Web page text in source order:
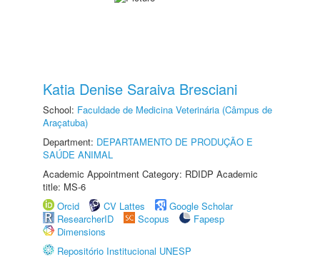
Katia Denise Saraiva Bresciani
School: Faculdade de Medicina Veterinária (Câmpus de
Araçatuba)
Department: DEPARTAMENTO DE PRODUÇÃO E
SAÚDE ANIMAL
Academic Appointment Category: RDIDP Academic
title: MS-6
Orcid
CV Lattes
Google Scholar
ResearcherID
Scopus
Fapesp
Dimensions
Repositório Institucional UNESP